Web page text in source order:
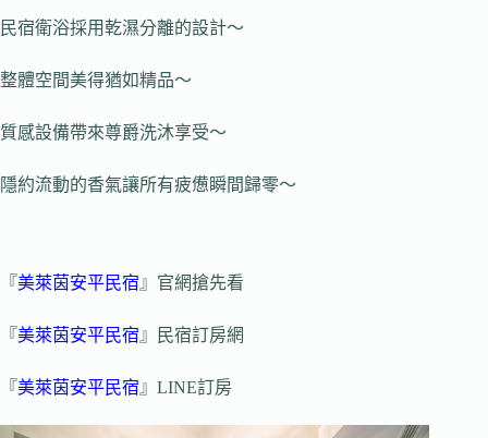
民宿衛浴採用乾濕分離的設計～
整體空間美得猶如精品～
質感設備帶來尊爵洗沐享受～
隱約流動的香氣讓所有疲憊瞬間歸零～
『美萊茵安平民宿 』官網搶先看
『美萊茵安平民宿 』民宿訂房網
『美萊茵安平民宿 』LINE訂房